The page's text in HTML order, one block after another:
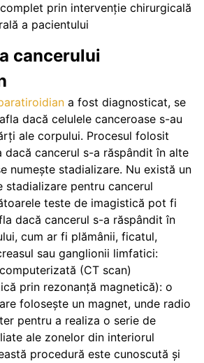
prin intervenție chirurgicală
a pacientului
cancerului
a fost diagnosticat, se
dacă celulele canceroase s-au
ale corpului. Procesul folosit
dacă cancerul s-a răspândit în alte
numește stadializare. Nu există un
stadializare pentru cancerul
teste de imagistică pot fi
dacă cancerul s-a răspândit în
cum ar fi plămânii, ficatul,
sau ganglionii limfatici:
(CT scan)
prin rezonanță magnetică): o
folosește un magnet, unde radio
pentru a realiza o serie de
ale zonelor din interiorul
procedură este cunoscută și